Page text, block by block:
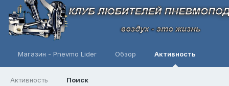
Магазин - Pnevmo Lider Обзор Активность
Активность Поиск